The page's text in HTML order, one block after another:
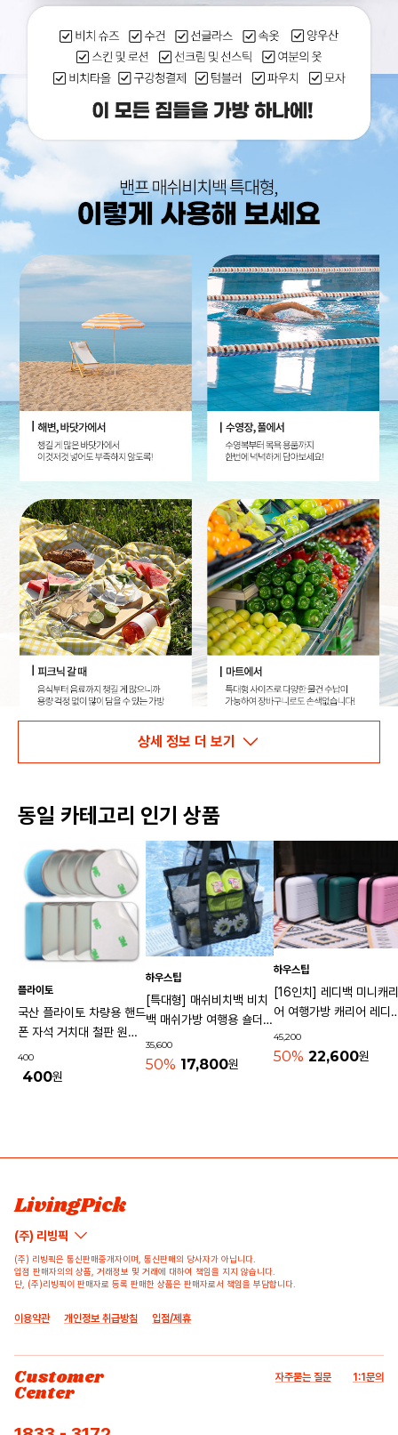
상세 정보 더 보기
동일 카테고리 인기 상품
플라이토
국산 플라이토 차량용 핸드
폰 자석 거치대 철판 원형
사각 40mm
400
400원
하우스팁
[특대형] 매쉬비치백 비치
백 매쉬가방 여행용 숄더백
물놀이가방 수영가방 물빠
지는가방
35,600
50% 17,800원
하우스팁
[16인치] 레디백 미니캐리
어 여행가방 캐리어 레디
기내용가방
45,200
50% 22,600원
LivingPick
(주) 리빙픽
(주) 리빙픽은 통신판매중개자이며, 통신판매의 당사자가 아닙니다.
입점 판매자의의 상품, 거래정보 및 거래에 대하여 책임을 지지 않습니다.
단, (주)리빙픽이 판매자로 등록 판매한 상품은 판매자로서 책임을 부담합니다.
이용약관 개인정보 취급방침 입점/제휴
Customer
Center
자주묻는 질문 1:1문의